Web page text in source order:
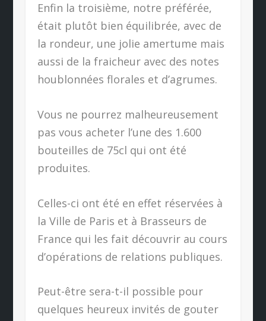
Enfin la troisième, notre préférée,
était plutôt bien équilibrée, avec de
la rondeur, une jolie amertume mais
aussi de la fraicheur avec des notes
houblonnées florales et d’agrumes.
Vous ne pourrez malheureusement
pas vous acheter l’une des 1.600
bouteilles de 75cl qui ont été
produites.
Celles-ci ont été en effet réservées à
la Ville de Paris et à Brasseurs de
France qui les fait découvrir au cours
d’opérations de relations publiques.
Peut-être sera-t-il possible pour
quelques heureux invités de gouter